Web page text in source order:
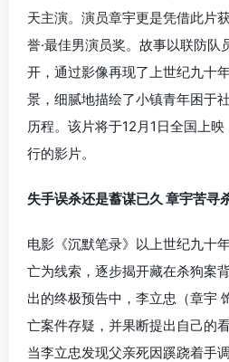
天主演。演员章宇更是凭借此片
誉·最佳男演员奖。故事以联防队
开，通过影像再现了上世纪九十
景，细腻地描绘了小镇青年困于
历程。该片将于12月1日全国上
行的影片。
失手误杀还是蓄谋已久 章宇苦寻
电影《沉默笔录》以上世纪九十
亡为线索，逐步揭开藏在杀狗案
出的终极预告中，李立忠（章宇
亡案件存疑，并果断提出自己的
当李立忠发现父亲死因蹊跷着手